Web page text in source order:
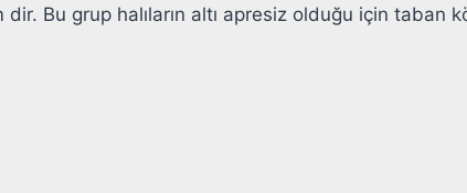
dir. Bu grup halıların altı apresiz olduğu için